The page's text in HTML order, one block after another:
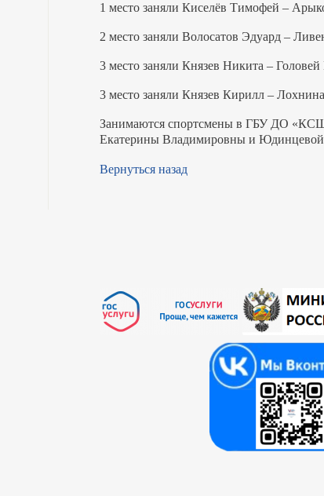
1 место заняли Киселёв Тимофей –
2 место заняли Волосатов Эдуард –
3 место заняли Князев Никита –
3 место заняли Князев Кирилл –
Занимаются спортсмены в ГБУ ДО
Екатерины Владимировны и
Вернуться назад